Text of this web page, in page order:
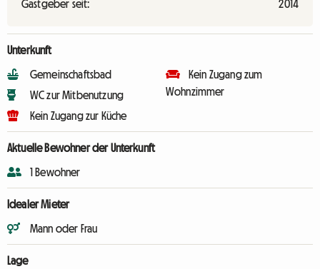
Gastgeber seit:
2014
Unterkunft
Gemeinschaftsbad
WC zur Mitbenutzung
Kein Zugang zur Küche
Kein Zugang zum
Wohnzimmer
Aktuelle Bewohner der Unterkunft
1 Bewohner
Idealer Mieter
Mann oder Frau
Lage